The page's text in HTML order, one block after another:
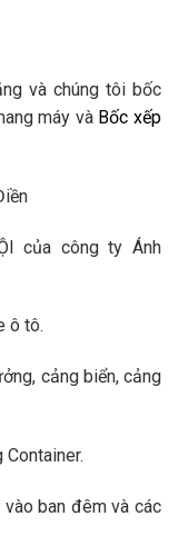
và chúng tôi bốc
máy và Bốc xếp
của công ty Ánh
ô tô.
cảng biển, cảng
Container.
ban đêm và các